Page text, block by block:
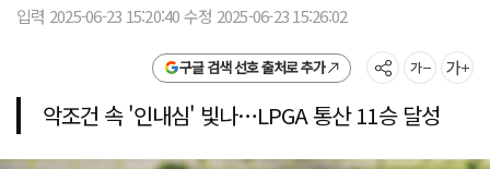
입력 2025-06-23 15:20:40 수정 2025-06-23 15:26:02
구글 검색 선호 출처로 추가
악조건 속 '인내심' 빛나…LPGA 통산 11승 달성